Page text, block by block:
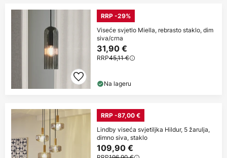
RRP -29%
Viseće svjetlo Miella, rebrasto staklo, dim
siva/crna
31,90 €
RRP45,11 €
Na lageru
RRP -87,00 €
Lindby viseća svjetiljka Hildur, 5 žarulja,
dimno siva, staklo
109,90 €